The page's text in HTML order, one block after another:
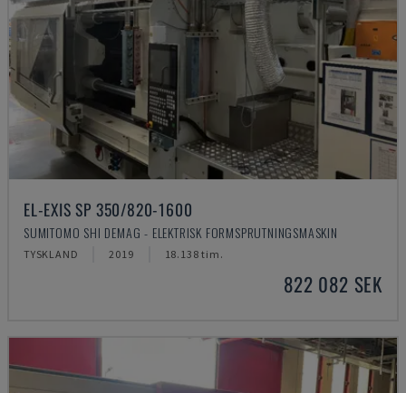
EL-EXIS SP 350/820-1600
SUMITOMO SHI DEMAG - ELEKTRISK FORMSPRUTNINGSMASKIN
TYSKLAND 2019 18.138 tim.
822 082 SEK